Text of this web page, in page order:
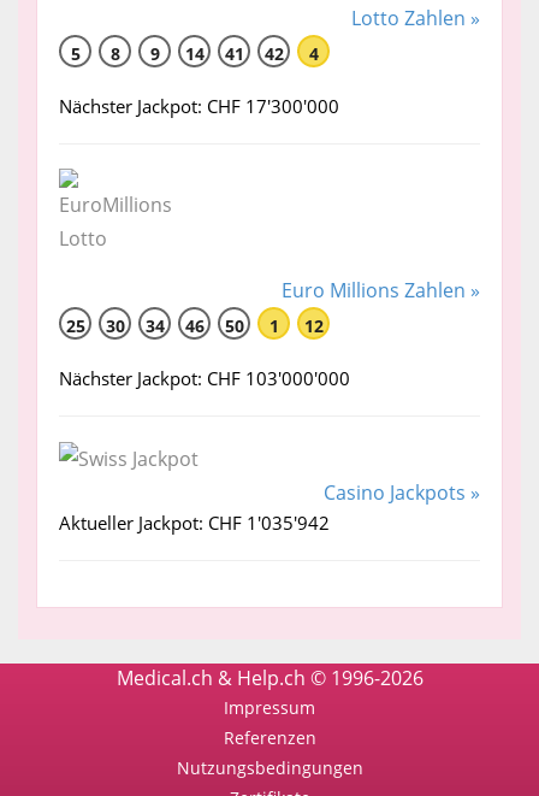
Lotto Zahlen »
5 8 9 14 41 42 4
Nächster Jackpot: CHF 17'300'000
Euro Millions Zahlen »
25 30 34 46 50 1 12
Nächster Jackpot: CHF 103'000'000
Casino Jackpots »
Aktueller Jackpot: CHF 1'035'942
Medical.ch & Help.ch © 1996-2026
Impressum
Referenzen
Nutzungsbedingungen